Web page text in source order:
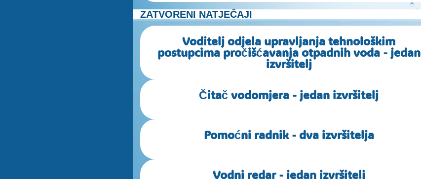
ZATVORENI NATJEČAJI
Voditelj odjela upravljanja tehnološkim
postupcima pročišćavanja otpadnih voda - jedan
izvršitelj
Čitač vodomjera - jedan izvršitelj
Pomoćni radnik - dva izvršitelja
Vodni redar - jedan izvršitelj